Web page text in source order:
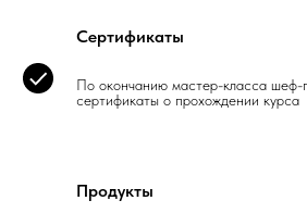
Сертификаты
По окончанию мастер-класса шеф-
сертификаты о прохождении курса
Продукты